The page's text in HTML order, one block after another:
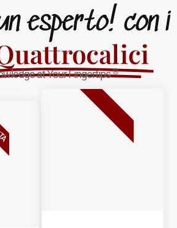
esperto! con i
at Your Fingertips®
BESTSELLER